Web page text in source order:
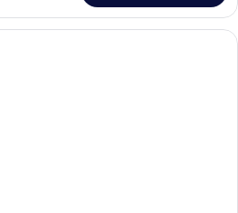
Executive Süit | Kaliteli yatak